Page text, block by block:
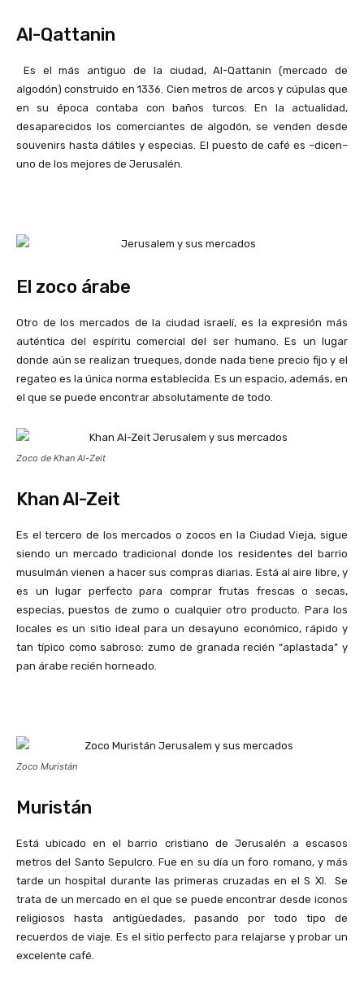
Al-Qattanin
Es el más antiguo de la ciudad, Al-Qattanin (mercado de
algodón) construido en 1336. Cien metros de arcos y cúpulas que
en su época contaba con baños turcos. En la actualidad,
desaparecidos los comerciantes de algodón, se venden desde
souvenirs hasta dátiles y especias. El puesto de café es –dicen–
uno de los mejores de Jerusalén.
El zoco árabe
Otro de los mercados de la ciudad israelí, es la expresión más
auténtica del espíritu comercial del ser humano. Es un lugar
donde aún se realizan trueques, donde nada tiene precio fijo y el
regateo es la única norma establecida. Es un espacio, además, en
el que se puede encontrar absolutamente de todo.
Zoco de Khan Al-Zeit
Khan Al-Zeit
Es el tercero de los mercados o zocos en la Ciudad Vieja, sigue
siendo un mercado tradicional donde los residentes del barrio
musulmán vienen a hacer sus compras diarias. Está al aire libre, y
es un lugar perfecto para comprar frutas frescas o secas,
especias, puestos de zumo o cualquier otro producto. Para los
locales es un sitio ideal para un desayuno económico, rápido y
tan típico como sabroso: zumo de granada recién “aplastada” y
pan árabe recién horneado.
Zoco Muristán
Muristán
Está ubicado en el barrio cristiano de Jerusalén a escasos
metros del Santo Sepulcro. Fue en su día un foro romano, y más
tarde un hospital durante las primeras cruzadas en el S XI. Se
trata de un mercado en el que se puede encontrar desde iconos
religiosos hasta antigüedades, pasando por todo tipo de
recuerdos de viaje. Es el sitio perfecto para relajarse y probar un
excelente café.